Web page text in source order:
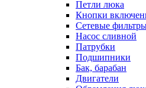
Петли люка
Кнопки
Сетевые
Насос сливной
Патрубки
Подшипники
Бак, барабан
Двигатели